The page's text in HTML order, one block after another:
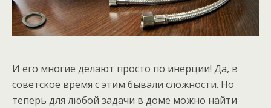
И его многие делают просто по инерции! Да, в
советское время с этим бывали сложности. Но
теперь для любой задачи в доме можно найти